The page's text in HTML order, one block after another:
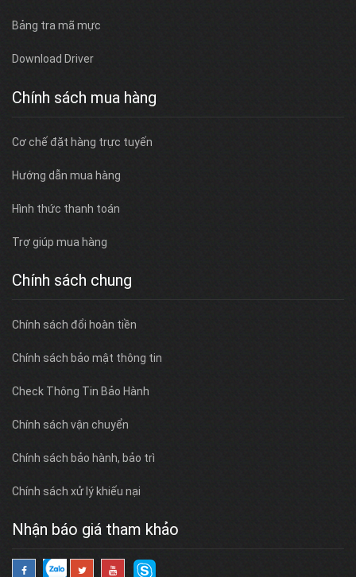
Bảng tra mã mực
Download Driver
Chính sách mua hàng
Cơ chế đặt hàng trực tuyến
Hướng dẫn mua hàng
Hình thức thanh toán
Trợ giúp mua hàng
Chính sách chung
Chính sách đổi hoàn tiền
Chính sách bảo mật thông tin
Check Thông Tin Bảo Hành
Chính sách vận chuyển
Chính sách bảo hành, bảo trì
Chính sách xử lý khiếu nại
Nhận báo giá tham khảo